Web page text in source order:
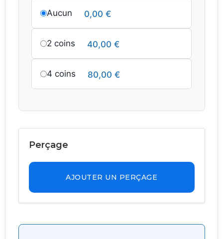
Aucun 0,00 €
2 coins 40,00 €
4 coins 80,00 €
Perçage
AJOUTER UN PERÇAGE